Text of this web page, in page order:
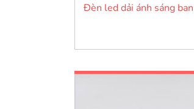
Đèn led dải ánh sáng